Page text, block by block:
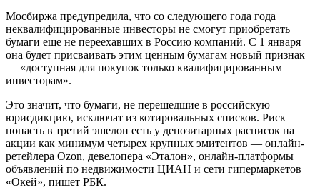
Мосбиржа предупредила, что со следующего года года
неквалифицированные инвесторы не смогут приобретать
бумаги еще не переехавших в Россию компаний. С 1 января
она будет присваивать этим ценным бумагам новый признак
— «доступная для покупок только квалифицированным
инвесторам».
Это значит, что бумаги, не перешедшие в российскую
юрисдикцию, исключат из котировальных списков. Риск
попасть в третий эшелон есть у депозитарных расписок на
акции как минимум четырех крупных эмитентов — онлайн-
ретейлера Ozon, девелопера «Эталон», онлайн-платформы
объявлений по недвижимости ЦИАН и сети гипермаркетов
«Окей», пишет РБК.